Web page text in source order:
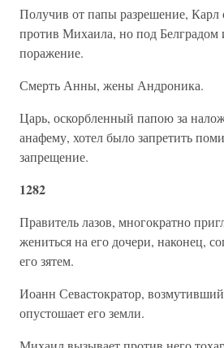
Получив от папы разрешение, Карл
против Михаила, но под Белградом
поражение.
Смерть Анны, жены Андроника.
Царь, оскорбленный папою за
анафему, хотел было запретить
запрещение.
1282
Правитель лазов, многократно
жениться на его дочери, наконец,
его зятем.
Иоанн Севастократор,
опустошает его земли.